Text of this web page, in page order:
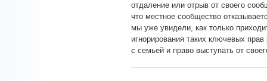
отдаление или отрыв от своего
что местное сообщество
мы уже увидели, как только
игнорирования таких ключевых
с семьей и право выступать от